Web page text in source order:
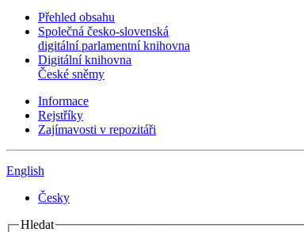
Přehled obsahu
Společná česko-slovenská
digitální parlamentní knihovna
Digitální knihovna
České sněmy
Informace
Rejstříky
Zajímavosti v repozitáři
English
Česky
Hledat